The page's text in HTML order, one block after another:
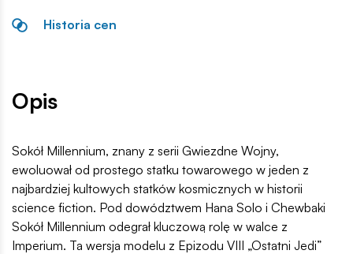
Historia cen
Opis
Sokół Millennium, znany z serii Gwiezdne Wojny,
ewoluował od prostego statku towarowego w jeden z
najbardziej kultowych statków kosmicznych w historii
science fiction. Pod dowództwem Hana Solo i Chewbaki
Sokół Millennium odegrał kluczową rolę w walce z
Imperium. Ta wersja modelu z Epizodu VIII „Ostatni Jedi”